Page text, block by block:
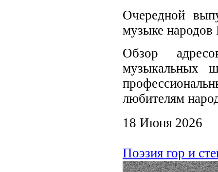
Очередной
музыке народов
Обзор
музыкальных
любителям
18 Июня 2026
Поэзия гор и